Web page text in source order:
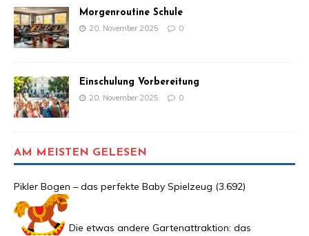
Morgenroutine Schule
20. November 2025 0
Einschulung Vorbereitung
20. November 2025 0
AM MEISTEN GELESEN
Pikler Bogen – das perfekte Baby Spielzeug (3.692)
Die etwas andere Gartenattraktion: das